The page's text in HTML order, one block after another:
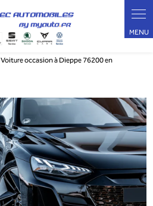
Voiture occasion à Dieppe 76200 en